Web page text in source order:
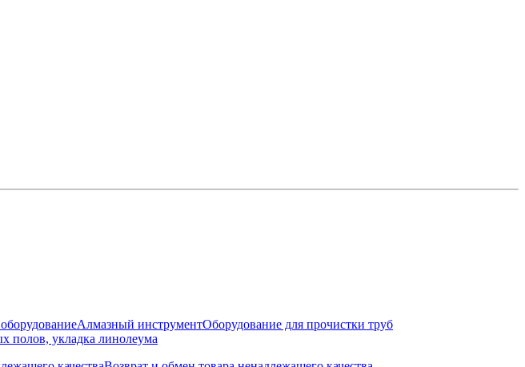
Алмазный инструментОборудование для прочистки труб
полов, укладка линолеума